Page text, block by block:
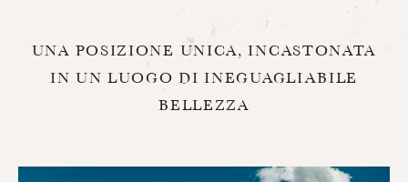
UNA POSIZIONE UNICA, INCASTONATA
IN UN LUOGO DI INEGUAGLIABILE
BELLEZZA